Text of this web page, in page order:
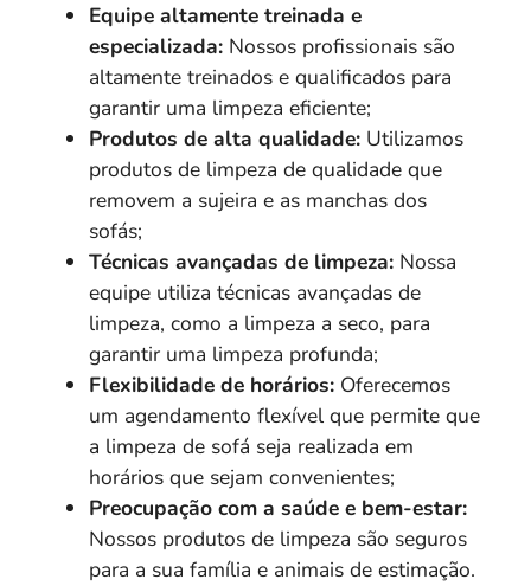
Equipe altamente treinada e
especializada: Nossos profissionais são
altamente treinados e qualificados para
garantir uma limpeza eficiente;
Produtos de alta qualidade: Utilizamos
produtos de limpeza de qualidade que
removem a sujeira e as manchas dos
sofás;
Técnicas avançadas de limpeza: Nossa
equipe utiliza técnicas avançadas de
limpeza, como a limpeza a seco, para
garantir uma limpeza profunda;
Flexibilidade de horários: Oferecemos
um agendamento flexível que permite que
a limpeza de sofá seja realizada em
horários que sejam convenientes;
Preocupação com a saúde e bem-estar:
Nossos produtos de limpeza são seguros
para a sua família e animais de estimação.